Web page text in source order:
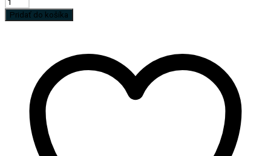
MASCOTTE
Cigaretové
Pridať do košíka